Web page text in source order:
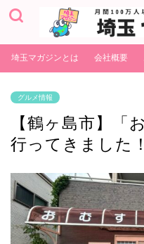
埼玉マガジンとは 会社概要
グルメ情報
【鶴ヶ島市】「
行ってきました！